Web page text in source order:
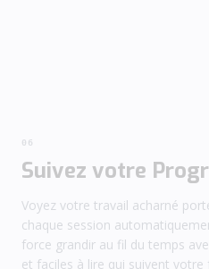
06
Suivez votre
Voyez votre travail acharné
chaque session
force grandir au fil du temps
et faciles à lire qui suivent